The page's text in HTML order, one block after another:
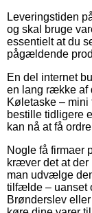
Leveringstiden
og skal bruge
essentielt at du
pågældende
En del internet
en lang række af
Køletaske – mini
bestille tidligere
kan nå at få
Nogle få firmaer
kræver det at der
man udvælge
tilfælde – uanset
Brønderslev